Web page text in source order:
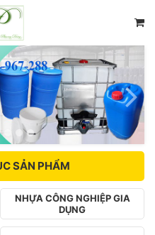
SẢN PHẨM
NHỰA CÔNG NGHIỆP GIA
DỤNG